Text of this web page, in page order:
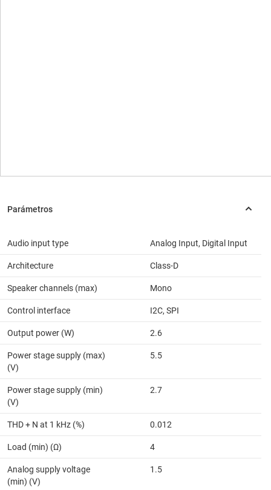
Audio input type Analog Input, Digital Input
Architecture Class-D
Speaker channels (max) Mono
Control interface I2C, SPI
Output power (W) 2.6
Power stage supply (max)
(V)
5.5
Power stage supply (min)
(V)
2.7
THD + N at 1 kHz (%) 0.012
Load (min) (Ω) 4
Analog supply voltage
(min) (V)
1.5